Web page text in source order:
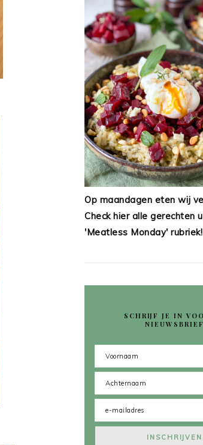
Op maandagen eten wij
Check hier alle gerechten
'Meatless Monday' rubriek!
SCHRIJF JE IN
NIEUWSBRIEF